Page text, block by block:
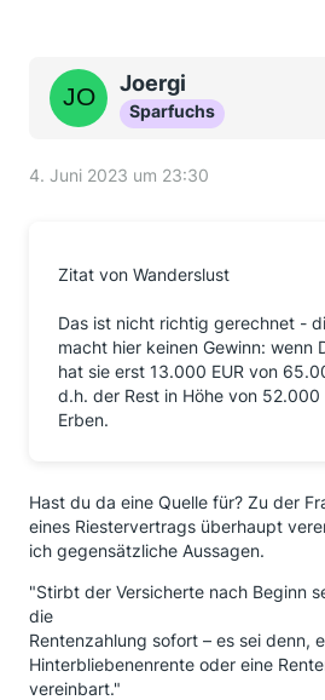
Joergi
Sparfuchs
4. Juni 2023 um 23:30
Zitat von Wanderslust
Das ist nicht richtig gerechnet -
macht hier keinen Gewinn: wenn
hat sie erst 13.000 EUR von
d.h. der Rest in Höhe von 52.000
Erben.
Hast du da eine Quelle für? Zu der
eines Riestervertrags überhaupt
ich gegensätzliche Aussagen.
"Stirbt der Versicherte nach Beginn
die
Rentenzahlung sofort – es sei denn,
Hinterbliebenenrente oder eine
vereinbart."